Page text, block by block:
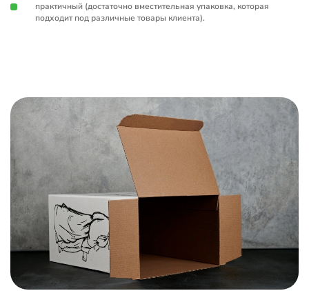
практичный (достаточно вместительная упаковка, которая
подходит под различные товары клиента).